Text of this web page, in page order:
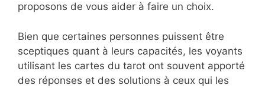
proposons de vous aider à faire un choix.
Bien que certaines personnes puissent être
sceptiques quant à leurs capacités, les voyants
utilisant les cartes du tarot ont souvent apporté
des réponses et des solutions à ceux qui les